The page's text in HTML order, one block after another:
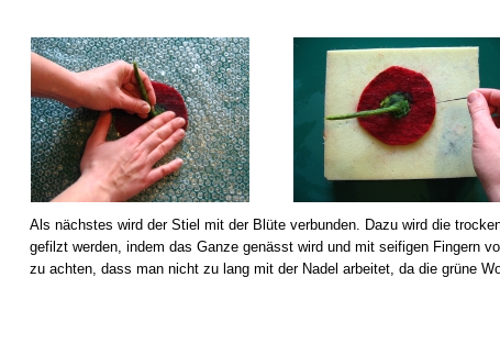
Als nächstes wird der Stiel mit der Blüte verbunden. Dazu wird die
gefilzt werden, indem das Ganze genässt wird und mit seifigen Fingern
zu achten, dass man nicht zu lang mit der Nadel arbeitet, da die grüne